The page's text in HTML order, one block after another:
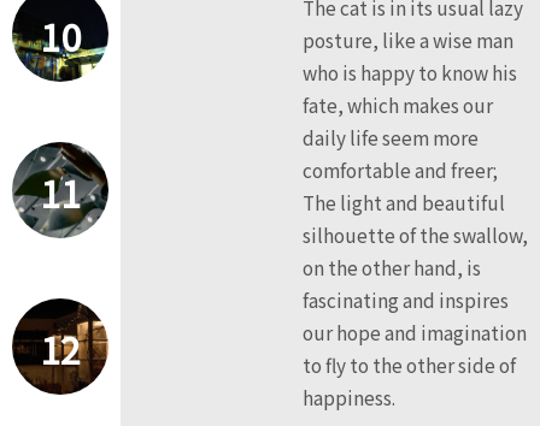
10
11
12
The cat is in its usual lazy
posture, like a wise man
who is happy to know his
fate, which makes our
daily life seem more
comfortable and freer;
The light and beautiful
silhouette of the swallow,
on the other hand, is
fascinating and inspires
our hope and imagination
to fly to the other side of
happiness.